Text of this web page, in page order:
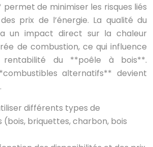
de minimiser les risques liés
prix de l’énergie. La qualité du
un impact direct sur la chaleur
de combustion, ce qui influence
du **poêle à bois**.
alternatifs** devient
différents types de
briquettes, charbon, bois